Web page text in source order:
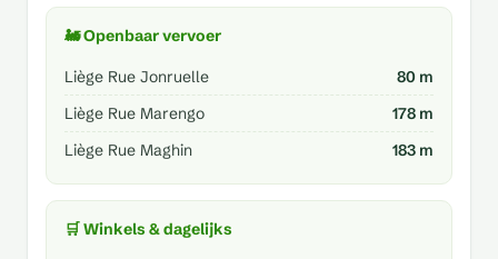
🚂 Openbaar vervoer
Liège Rue Jonruelle
80 m
Liège Rue Marengo
178 m
Liège Rue Maghin
183 m
🛒 Winkels & dagelijks